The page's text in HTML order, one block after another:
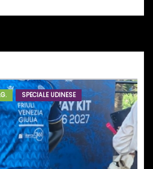
SPECIALE UDINESE